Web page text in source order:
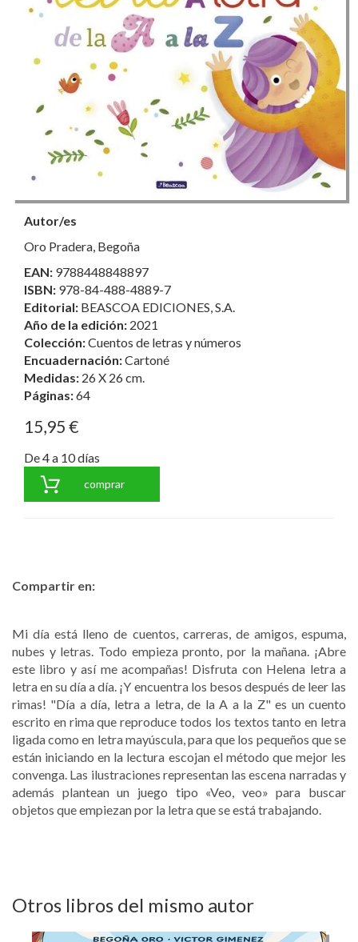
Autor/es
Oro Pradera, Begoña
EAN: 9788448848897
ISBN: 978-84-488-4889-7
Editorial: BEASCOA EDICIONES, S.A.
Año de la edición: 2021
Colección:Cuentos de letras y números
Encuadernación:Cartoné
Medidas: 26 X 26 cm.
Páginas:64
15,95 €
De 4 a 10 días
comprar
Compartir en:
Mi día está lleno de cuentos, carreras, de amigos, espuma,
nubes y letras. Todo empieza pronto, por la mañana. ¡Abre
este libro y así me acompañas! Disfruta con Helena letra a
letra en su día a día. ¡Y encuentra los besos después de leer las
rimas! "Día a día, letra a letra, de la A a la Z" es un cuento
escrito en rima que reproduce todos los textos tanto en letra
ligada como en letra mayúscula, para que los pequeños que se
están iniciando en la lectura escojan el método que mejor les
convenga. Las ilustraciones representan las escena narradas y
además plantean un juego tipo «Veo, veo» para buscar
objetos que empiezan por la letra que se está trabajando.
Otros libros del mismo autor